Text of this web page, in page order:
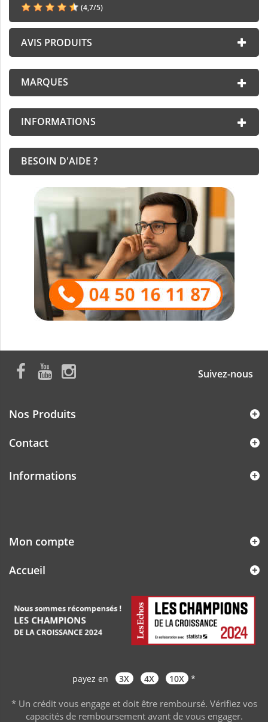
(4,7/5)
AVIS PRODUITS
MARQUES
INFORMATIONS
BESOIN D'AIDE ?
Suivez-nous
Nos Produits
Contact
Informations
Mon compte
Accueil
payez en 3X 4X 10X *
* Un crédit vous engage et doit être remboursé. Vérifiez vos
capacités de remboursement avant de vous engager.